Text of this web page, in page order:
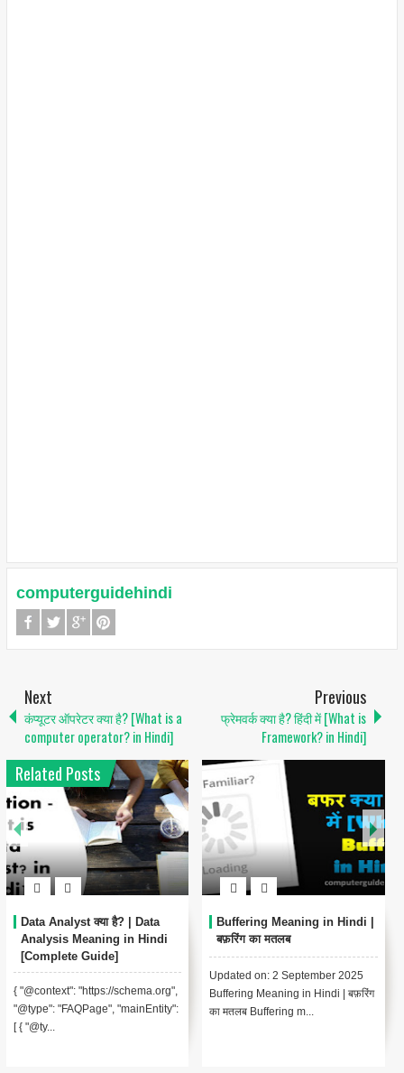
computerguidehindi
Next
कंप्यूटर ऑपरेटर क्या है? [What is a
computer operator? in Hindi]
Previous
फ्रेमवर्क क्या है? हिंदी में [What is
Framework? in Hindi]
Related Posts
Data Analyst क्या है? | Data
Analysis Meaning in Hindi
[Complete Guide]
{ "@context": "https://schema.org",
"@type": "FAQPage", "mainEntity":
[ { "@ty...
Buffering Meaning in Hindi |
बफ़रिंग का मतलब
Updated on: 2 September 2025
Buffering Meaning in Hindi | बफ़रिंग
का मतलब Buffering m...